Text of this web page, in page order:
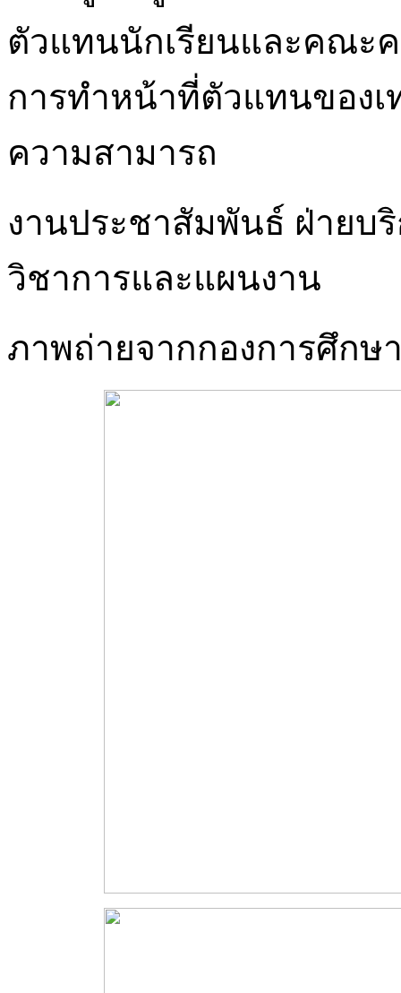
ตัวแทนนักเรียนและคณะ
การทำหน้าที่ตัวแทนของเ
ความสามารถ
งานประชาสัมพันธ์ ฝ่ายบ
วิชาการและแผนงาน
ภาพถ่ายจากกองการศึกษ